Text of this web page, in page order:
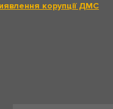
корупції ДМС